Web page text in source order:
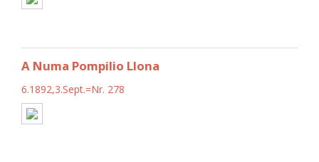
A Numa Pompilio Llona
6.1892,3.Sept.=Nr. 278